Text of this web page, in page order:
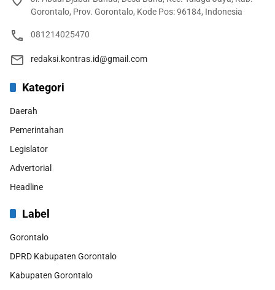
Gorontalo, Prov. Gorontalo, Kode Pos: 96184, Indonesia
081214025470
redaksi.kontras.id@gmail.com
Kategori
Daerah
Pemerintahan
Legislator
Advertorial
Headline
Label
Gorontalo
DPRD Kabupaten Gorontalo
Kabupaten Gorontalo